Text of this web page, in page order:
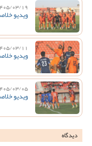
1405/03/19 ساعت
ویدیو
1405/03/11 ساعت
ویدیو
1405/03/05 ساعت
ویدیو
دیدگاه